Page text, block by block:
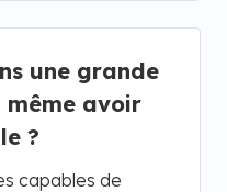
une grande
même avoir
?
capables de